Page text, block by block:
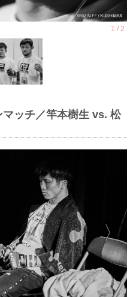
ッチ／竿本樹生 vs. 松